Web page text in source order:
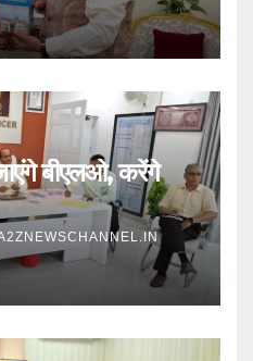
बीएलओ, करेंगे